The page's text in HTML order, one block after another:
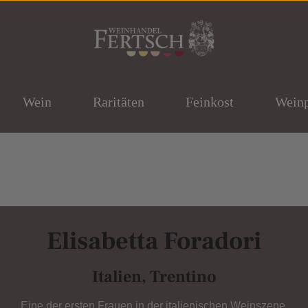
Wein Raritäten Feinkost
Elisabetta Foradori
Italien, Trentino